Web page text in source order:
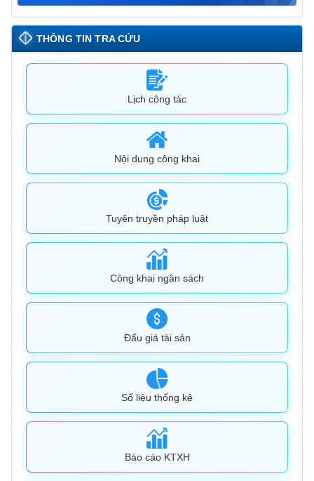
THÔNG TIN TRA CỨU
Lịch công tác
Nội dung công khai
Tuyên truyền pháp luật
Công khai ngân sách
Đấu giá tài sản
Số liệu thống kê
Báo cáo KTXH